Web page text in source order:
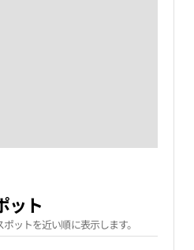
ット
ットを近い順に表示します。